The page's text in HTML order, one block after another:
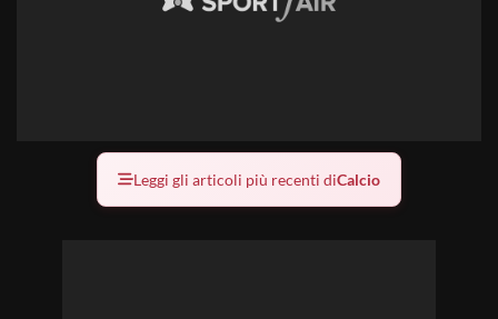
Leggi gli articoli più recenti diCalcio